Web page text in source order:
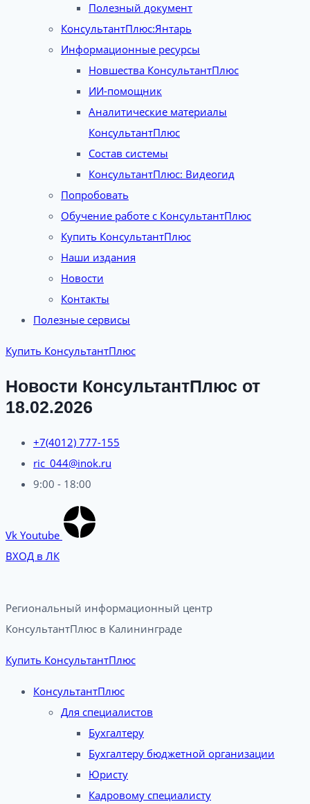
Полезный документ
КонсультантПлюс:Янтарь
Информационные ресурсы
Новшества КонсультантПлюс
ИИ-помощник
Аналитические материалы
КонсультантПлюс
Состав системы
КонсультантПлюс: Видеогид
Попробовать
Обучение работе с КонсультантПлюс
Купить КонсультантПлюс
Наши издания
Новости
Контакты
Полезные сервисы
Купить КонсультантПлюс
Новости КонсультантПлюс от
18.02.2026
+7(4012) 777-155
ric_044@inok.ru
9:00 - 18:00
Vk Youtube
ВХОД в ЛК
Региональный информационный центр
КонсультантПлюс в Калининграде​
Купить КонсультантПлюс
КонсультантПлюс
Для специалистов
Бухгалтеру
Бухгалтеру бюджетной организации
Юристу
Кадровому специалисту